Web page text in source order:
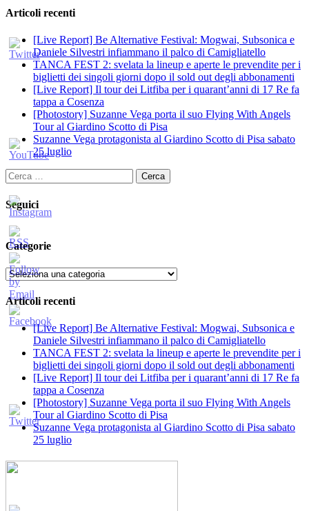
Articoli recenti
[Live Report] Be Alternative Festival: Mogwai, Subsonica e
Daniele Silvestri infiammano il palco di Camigliatello
TANCA FEST 2: svelata la lineup e aperte le prevendite per i
biglietti dei singoli giorni dopo il sold out degli abbonamenti
[Live Report] Il tour dei Litfiba per i quarant’anni di 17 Re fa
tappa a Cosenza
[Photostory] Suzanne Vega porta il suo Flying With Angels
Tour al Giardino Scotto di Pisa
Suzanne Vega protagonista al Giardino Scotto di Pisa sabato
25 luglio
Ricerca
per:
Seguici
Categorie
Categorie
Articoli recenti
[Live Report] Be Alternative Festival: Mogwai, Subsonica e
Daniele Silvestri infiammano il palco di Camigliatello
TANCA FEST 2: svelata la lineup e aperte le prevendite per i
biglietti dei singoli giorni dopo il sold out degli abbonamenti
[Live Report] Il tour dei Litfiba per i quarant’anni di 17 Re fa
tappa a Cosenza
[Photostory] Suzanne Vega porta il suo Flying With Angels
Tour al Giardino Scotto di Pisa
Suzanne Vega protagonista al Giardino Scotto di Pisa sabato
25 luglio